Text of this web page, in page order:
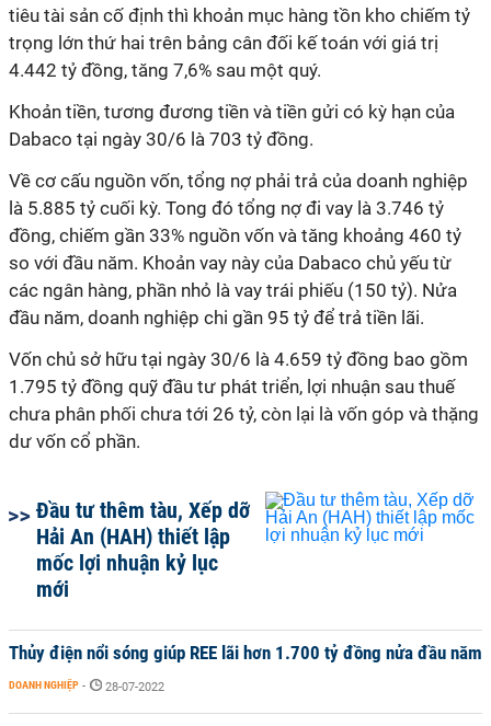
tiêu tài sản cố định thì khoản mục hàng tồn kho chiếm tỷ
trọng lớn thứ hai trên bảng cân đối kế toán với giá trị
4.442 tỷ đồng, tăng 7,6% sau một quý.
Khoản tiền, tương đương tiền và tiền gửi có kỳ hạn của
Dabaco tại ngày 30/6 là 703 tỷ đồng.
Về cơ cấu nguồn vốn, tổng nợ phải trả của doanh nghiệp
là 5.885 tỷ cuối kỳ. Tong đó tổng nợ đi vay là 3.746 tỷ
đồng, chiếm gần 33% nguồn vốn và tăng khoảng 460 tỷ
so với đầu năm. Khoản vay này của Dabaco chủ yếu từ
các ngân hàng, phần nhỏ là vay trái phiếu (150 tỷ). Nửa
đầu năm, doanh nghiệp chi gần 95 tỷ để trả tiền lãi.
Vốn chủ sở hữu tại ngày 30/6 là 4.659 tỷ đồng bao gồm
1.795 tỷ đồng quỹ đầu tư phát triển, lợi nhuận sau thuế
chưa phân phối chưa tới 26 tỷ, còn lại là vốn góp và thặng
dư vốn cổ phần.
Đầu tư thêm tàu, Xếp dỡ
Hải An (HAH) thiết lập
mốc lợi nhuận kỷ lục
mới
Thủy điện nổi sóng giúp REE lãi hơn 1.700 tỷ đồng nửa đầu năm
DOANH NGHIỆP - 28-07-2022